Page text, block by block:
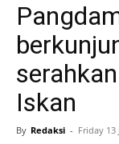
Iskan
By Redaksi - Friday 13